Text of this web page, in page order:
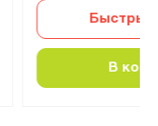
Быстрый
В